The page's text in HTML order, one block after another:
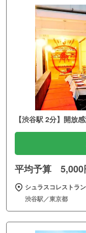
【渋谷駅 2分】開放
平均予算 5,000
シュラスコレストラ
渋谷駅／東京都